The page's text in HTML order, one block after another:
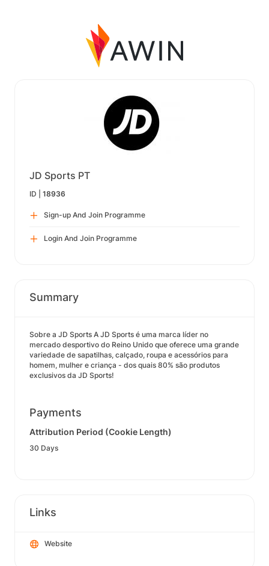
JD Sports PT
ID | 18936
Sign-up And Join Programme
Login And Join Programme
Summary
Sobre a JD Sports A JD Sports é uma marca líder no
mercado desportivo do Reino Unido que oferece uma grande
variedade de sapatilhas, calçado, roupa e acessórios para
homem, mulher e criança - dos quais 80% são produtos
exclusivos da JD Sports!
Payments
Attribution Period (Cookie Length)
30 Days
Links
Website